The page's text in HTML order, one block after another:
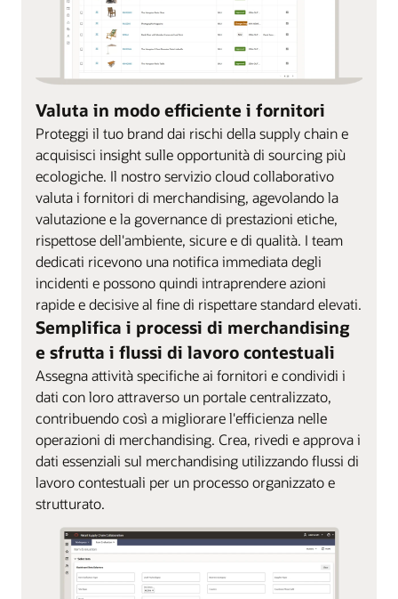
Valuta in modo efficiente i fornitori
Proteggi il tuo brand dai rischi della supply chain e
acquisisci insight sulle opportunità di sourcing più
ecologiche. Il nostro servizio cloud collaborativo
valuta i fornitori di merchandising, agevolando la
valutazione e la governance di prestazioni etiche,
rispettose dell'ambiente, sicure e di qualità. I team
dedicati ricevono una notifica immediata degli
incidenti e possono quindi intraprendere azioni
rapide e decisive al fine di rispettare standard elevati.
Semplifica i processi di merchandising
e sfrutta i flussi di lavoro contestuali
Assegna attività specifiche ai fornitori e condividi i
dati con loro attraverso un portale centralizzato,
contribuendo così a migliorare l'efficienza nelle
operazioni di merchandising. Crea, rivedi e approva i
dati essenziali sul merchandising utilizzando flussi di
lavoro contestuali per un processo organizzato e
strutturato.